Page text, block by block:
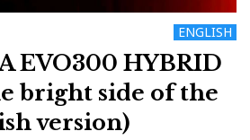
ENGLISH
EVO300 HYBRID
bright side of the
version)